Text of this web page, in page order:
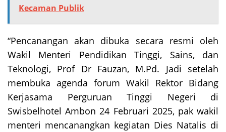
Kecaman Publik
“Pencanangan akan dibuka secara resmi oleh
Wakil Menteri Pendidikan Tinggi, Sains, dan
Teknologi, Prof Dr Fauzan, M.Pd. Jadi setelah
membuka agenda forum Wakil Rektor Bidang
Kerjasama Perguruan Tinggi Negeri di
Swisbelhotel Ambon 24 Februari 2025, pak wakil
menteri mencanangkan kegiatan Dies Natalis di